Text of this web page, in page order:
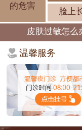
的危害
脸上
皮肤过敏怎么
温馨服务